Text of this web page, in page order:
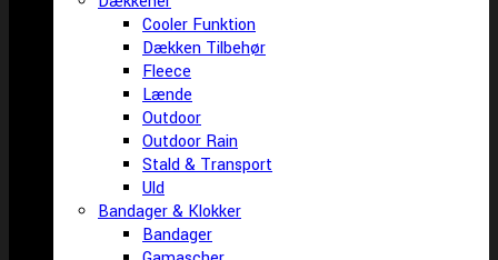
Cooler Funktion
Dækken Tilbehør
Fleece
Lænde
Outdoor
Outdoor Rain
Stald & Transport
Uld
Bandager & Klokker
Bandager